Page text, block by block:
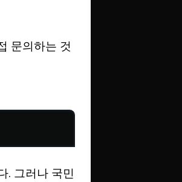
문의하는 것
. 그러나 국민